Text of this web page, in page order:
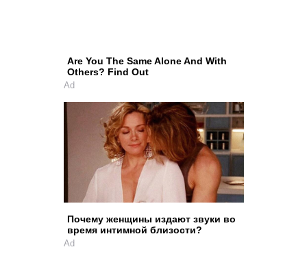
Are You The Same Alone And With
Others? Find Out
Ad
Почему женщины издают звуки во
время интимной близости?
Ad